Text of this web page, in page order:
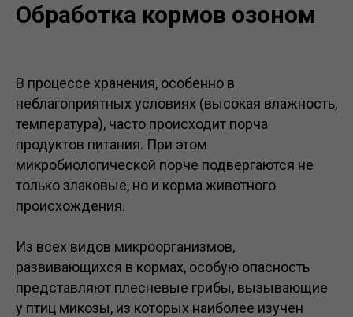
Обработка кормов озоном
В процессе хранения, особенно в
неблагоприятных условиях (высокая влажность,
температура), часто происходит порча
продуктов питания. При этом
микробиологической порче подвергаются не
только злаковые, но и корма животного
происхождения.
Из всех видов микроорганизмов,
развивающихся в кормах, особую опасность
представляют плесневые грибы, вызывающие
у птиц микозы, из которых наиболее изучен